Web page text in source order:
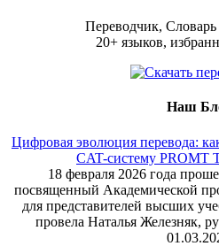
Переводчик, Словарь
20+ языков,
Наш
Цифровая эволюция перевода:
CAT-систему PROMT
18 февраля 2026 года
посвященный Академической
для представителей высших
провела Наталья Железняк,